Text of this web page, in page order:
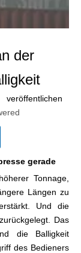
der
gerade
Tonnage,
Längen zu
Und die
Das
die Balligkeit
des Bedieners